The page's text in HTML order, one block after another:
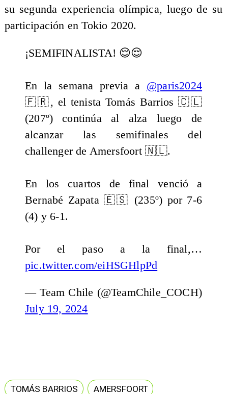
su segunda experiencia olímpica, luego de su
participación en Tokio 2020.
¡SEMIFINALISTA! 😌😌
En la semana previa a @paris2024
🇫🇷, el tenista Tomás Barrios 🇨🇱
(207º) continúa al alza luego de
alcanzar las semifinales del
challenger de Amersfoort 🇳🇱.
En los cuartos de final venció a
Bernabé Zapata 🇪🇸 (235º) por 7-6
(4) y 6-1.
Por el paso a la final,…
pic.twitter.com/eiHSGHlpPd
— Team Chile (@TeamChile_COCH)
July 19, 2024
TOMÁS BARRIOS
AMERSFOORT